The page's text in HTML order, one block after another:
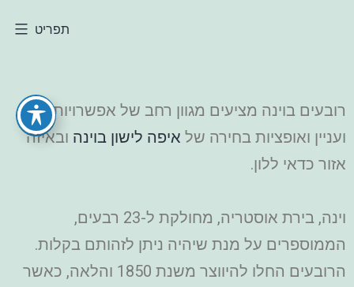
תפריט
רובעים בוינה מציעים מגוון רחב של אפשרויות בילוי
ועניין ואופציות בחירה של איפה לישון בוינה ובאיזה
אזור כדאי ללון.
וינה, בירת אוסטריה, מחולקת ל-23 רבעים,
הממוספרים על מנת שיהיה ניתן לזהותם בקלות.
הרובעים החלו להיווצר משנת 1850 והלאה, כאשר